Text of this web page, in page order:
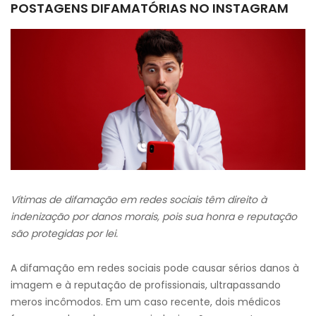
POSTAGENS DIFAMATÓRIAS NO INSTAGRAM
Vítimas de difamação em redes sociais têm direito à
indenização por danos morais, pois sua honra e reputação
são protegidas por lei.
A difamação em redes sociais pode causar sérios danos à
imagem e à reputação de profissionais, ultrapassando
meros incômodos. Em um caso recente, dois médicos